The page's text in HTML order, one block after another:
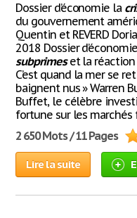
Dossier d’économie la
du gouvernement
Quentin et REVERD
2018 Dossier
subprimeset la réaction
C’est quand la mer se
baignent nus » Warren
Buffet, le célèbre
fortune sur les marchés
2 650 Mots / 11 Pages
Lire la suite